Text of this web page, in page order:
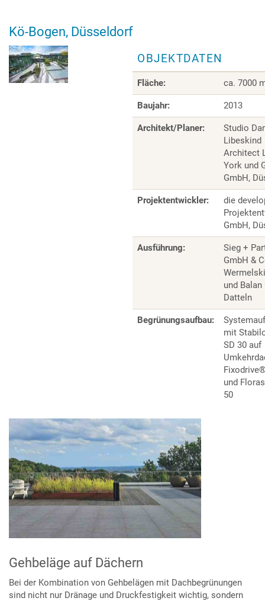
Kö-Bogen, Düsseldorf
OBJEKTDATEN
Fläche: ca. 7000
Baujahr: 2013
Architekt/Planer:
Studio
Libeskind
Architect
York und
GmbH,
Projektentwickler:
die
GmbH,
Ausführung:
Sieg +
GmbH &
und Balan
Datteln
Begrünungsaufbau:
mit
SD 30 auf
und
50
Gehbeläge auf Dächern
Bei der Kombination von Gehbelägen mit Dachbegrünungen
sind nicht nur Dränage und Druckfestigkeit wichtig, sondern